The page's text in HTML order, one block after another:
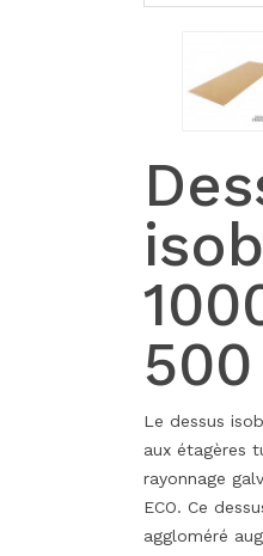
Le dessus
aux étagères
rayonnage
ECO. Ce
aggloméré